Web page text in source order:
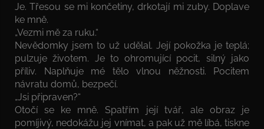
Je. Třesou se mi končetiny, drkotají mi zuby. Doplave
ke mně.
„Vezmi mě za ruku.“
Nevědomky jsem to už udělal. Její pokožka je teplá;
pulzuje životem. Je to ohromující pocit, silný jako
příliv. Naplňuje mé tělo vlnou něžnosti. Pocitem
návratu domů, bezpečí.
„Jsi připraven?“
Otočí se ke mně. Spatřím její tvář, ale obraz je
pomíjivý, nedokážu jej vnímat, a pak už mě líbá, tiskne